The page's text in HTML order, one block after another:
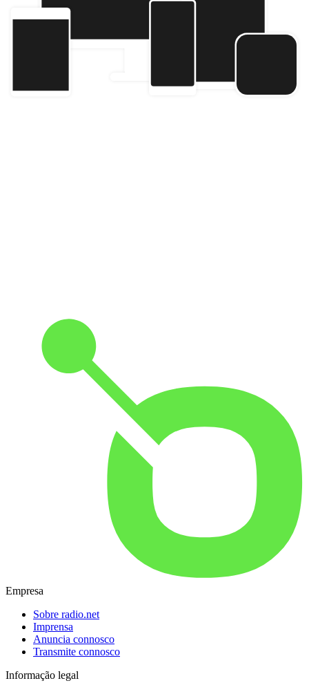
Empresa
Sobre radio.net
Imprensa
Anuncia connosco
Transmite connosco
Informação legal